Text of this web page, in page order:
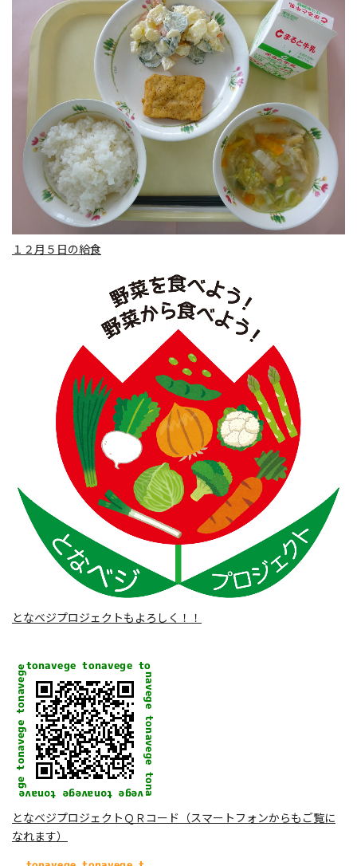
１２月５日の給食
となベジプロジェクトもよろしく！！
となベジプロジェクトＱＲコード（スマートフォンからもご覧に
なれます）